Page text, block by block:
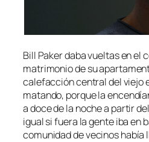
Bill Paker daba vueltas en el
matrimonio de su
calefacción central del viejo
matando, porque la
a doce de la noche a partir
igual si fuera la gente iba en
comunidad de vecinos había